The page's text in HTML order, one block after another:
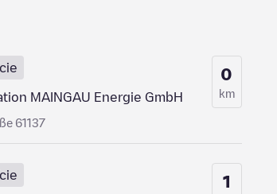
MAINGAU Energie GmbH
61137
0
km
1